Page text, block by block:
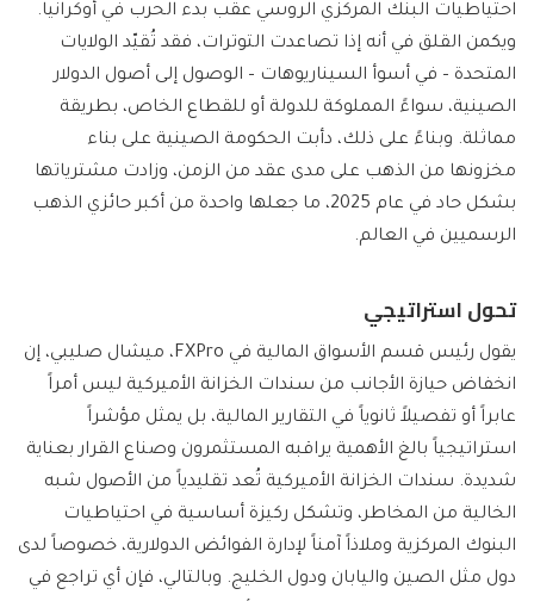
احتياطيات البنك المركزي الروسي عقب بدء الحرب في أوكرانيا.
ويكمن القلق في أنه إذا تصاعدت التوترات، فقد تُقيّد الولايات
المتحدة – في أسوأ السيناريوهات – الوصول إلى أصول الدولار
الصينية، سواءً المملوكة للدولة أو للقطاع الخاص، بطريقة
مماثلة. وبناءً على ذلك، دأبت الحكومة الصينية على بناء
مخزونها من الذهب على مدى عقد من الزمن، وزادت مشترياتها
بشكل حاد في عام 2025، ما جعلها واحدة من أكبر حائزي الذهب
الرسميين في العالم.
تحول استراتيجي
يقول رئيس قسم الأسواق المالية في FXPro، ميشال صليبي، إن
انخفاض حيازة الأجانب من سندات الخزانة الأميركية ليس أمراً
عابراً أو تفصيلاً ثانوياً في التقارير المالية، بل يمثل مؤشراً
استراتيجياً بالغ الأهمية يراقبه المستثمرون وصناع القرار بعناية
شديدة. سندات الخزانة الأميركية تُعد تقليدياً من الأصول شبه
الخالية من المخاطر، وتشكل ركيزة أساسية في احتياطيات
البنوك المركزية وملاذاً آمناً لإدارة الفوائض الدولارية، خصوصاً لدى
دول مثل الصين واليابان ودول الخليج. وبالتالي، فإن أي تراجع في